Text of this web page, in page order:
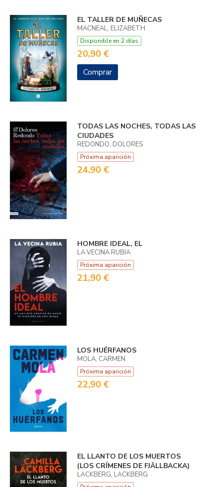
EL TALLER DE MUÑECAS
MACNEAL, ELIZABETH
Disponible en 2 días
20,90 €
Comprar
TODAS LAS NOCHES, TODAS LAS
CIUDADES
REDONDO, DOLORES
Próxima aparición
24,90 €
HOMBRE IDEAL, EL
LA VECINA RUBIA
Próxima aparición
21,90 €
LOS HUÉRFANOS
MOLA, CARMEN
Próxima aparición
22,90 €
EL LLANTO DE LOS MUERTOS
(LOS CRÍMENES DE FJÄLLBACKA)
LÄCKBERG, LÄCKBERG